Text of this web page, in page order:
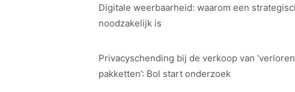
Digitale weerbaarheid: waarom een
noodzakelijk is
Privacyschending bij de verkoop van ‘verloren
pakketten’: Bol start onderzoek